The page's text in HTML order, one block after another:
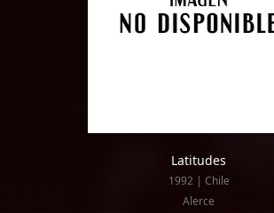
Latitudes
1992 | Chile
Alerce